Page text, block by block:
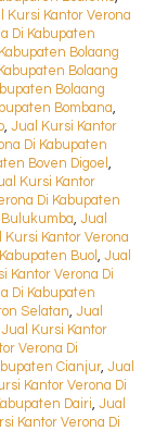
Kursi Kantor Verona
Di Kabupaten
Bolaang
Bolaang
Bolaang
Bombana,
, Jual Kursi Kantor
Di Kabupaten
Boven Digoel ,
Kursi Kantor
Di Kabupaten
, Jual
Kursi Kantor Verona
Buol , Jual
Kantor Verona Di
Di Kabupaten
Selatan, Jual
Jual Kursi Kantor
Verona Di
Cianjur, Jual
Kantor Verona Di
Dairi, Jual
Kantor Verona Di